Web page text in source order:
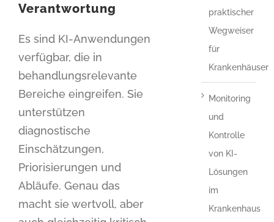
Verantwortung
Es sind KI-Anwendungen
verfügbar, die in
behandlungsrelevante
Bereiche eingreifen. Sie
unterstützen
diagnostische
Einschätzungen,
Priorisierungen und
Abläufe. Genau das
macht sie wertvoll, aber
praktischer
Wegweiser
für
Krankenhäuser
Monitoring
und
Kontrolle
von KI-
Lösungen
im
Krankenhaus